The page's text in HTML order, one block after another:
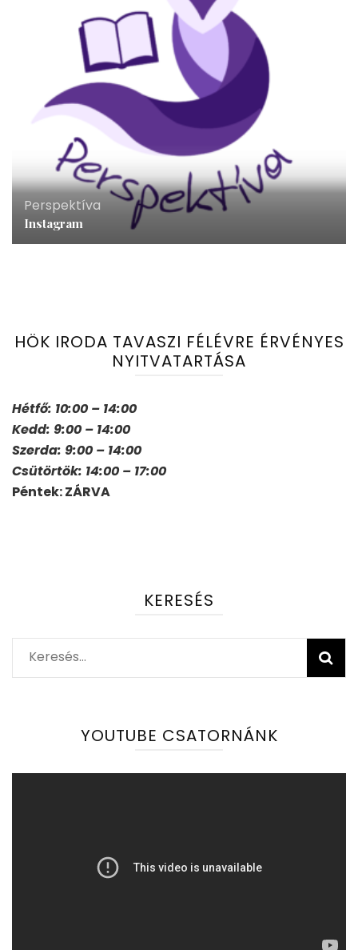
Perspektíva
Instagram
HÖK IRODA TAVASZI FÉLÉVRE ÉRVÉNYES
NYITVATARTÁSA
Hétfő: 10:00 – 14:00
Kedd: 9:00 – 14:00
Szerda: 9:00 – 14:00
Csütörtök: 14:00 – 17:00
Péntek: ZÁRVA
KERESÉS
Keresés:
YOUTUBE CSATORNÁNK